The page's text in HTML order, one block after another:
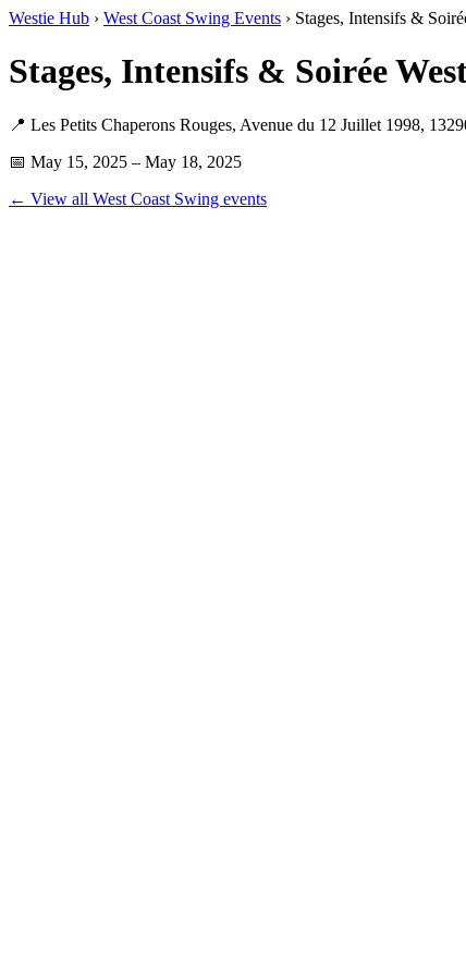
Westie Hub › West Coast Swing Events › Stages, Intensifs &
Stages, Intensifs & Soirée
📍 Les Petits Chaperons Rouges, Avenue du 12 Juillet 1998,
📅 May 15, 2025 – May 18, 2025
← View all West Coast Swing events